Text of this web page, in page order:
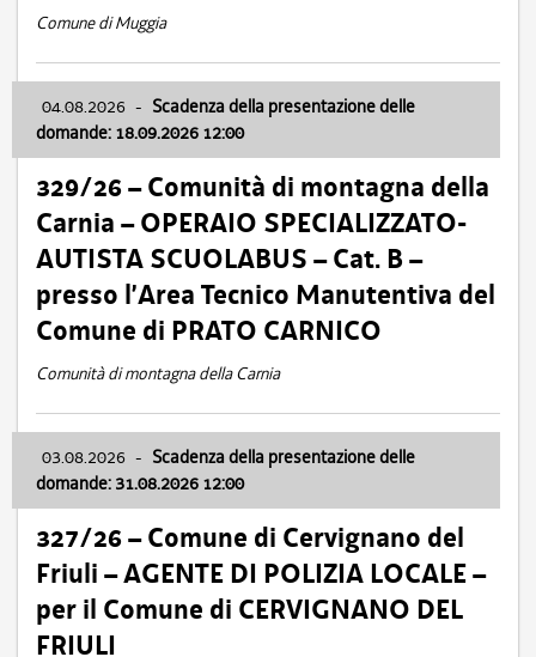
Comune di Muggia
04.08.2026 - Scadenza della presentazione delle
domande: 18.09.2026 12:00
329/26 – Comunità di montagna della
Carnia – OPERAIO SPECIALIZZATO-
AUTISTA SCUOLABUS – Cat. B –
presso l’Area Tecnico Manutentiva del
Comune di PRATO CARNICO
Comunità di montagna della Carnia
03.08.2026 - Scadenza della presentazione delle
domande: 31.08.2026 12:00
327/26 – Comune di Cervignano del
Friuli – AGENTE DI POLIZIA LOCALE –
per il Comune di CERVIGNANO DEL
FRIULI